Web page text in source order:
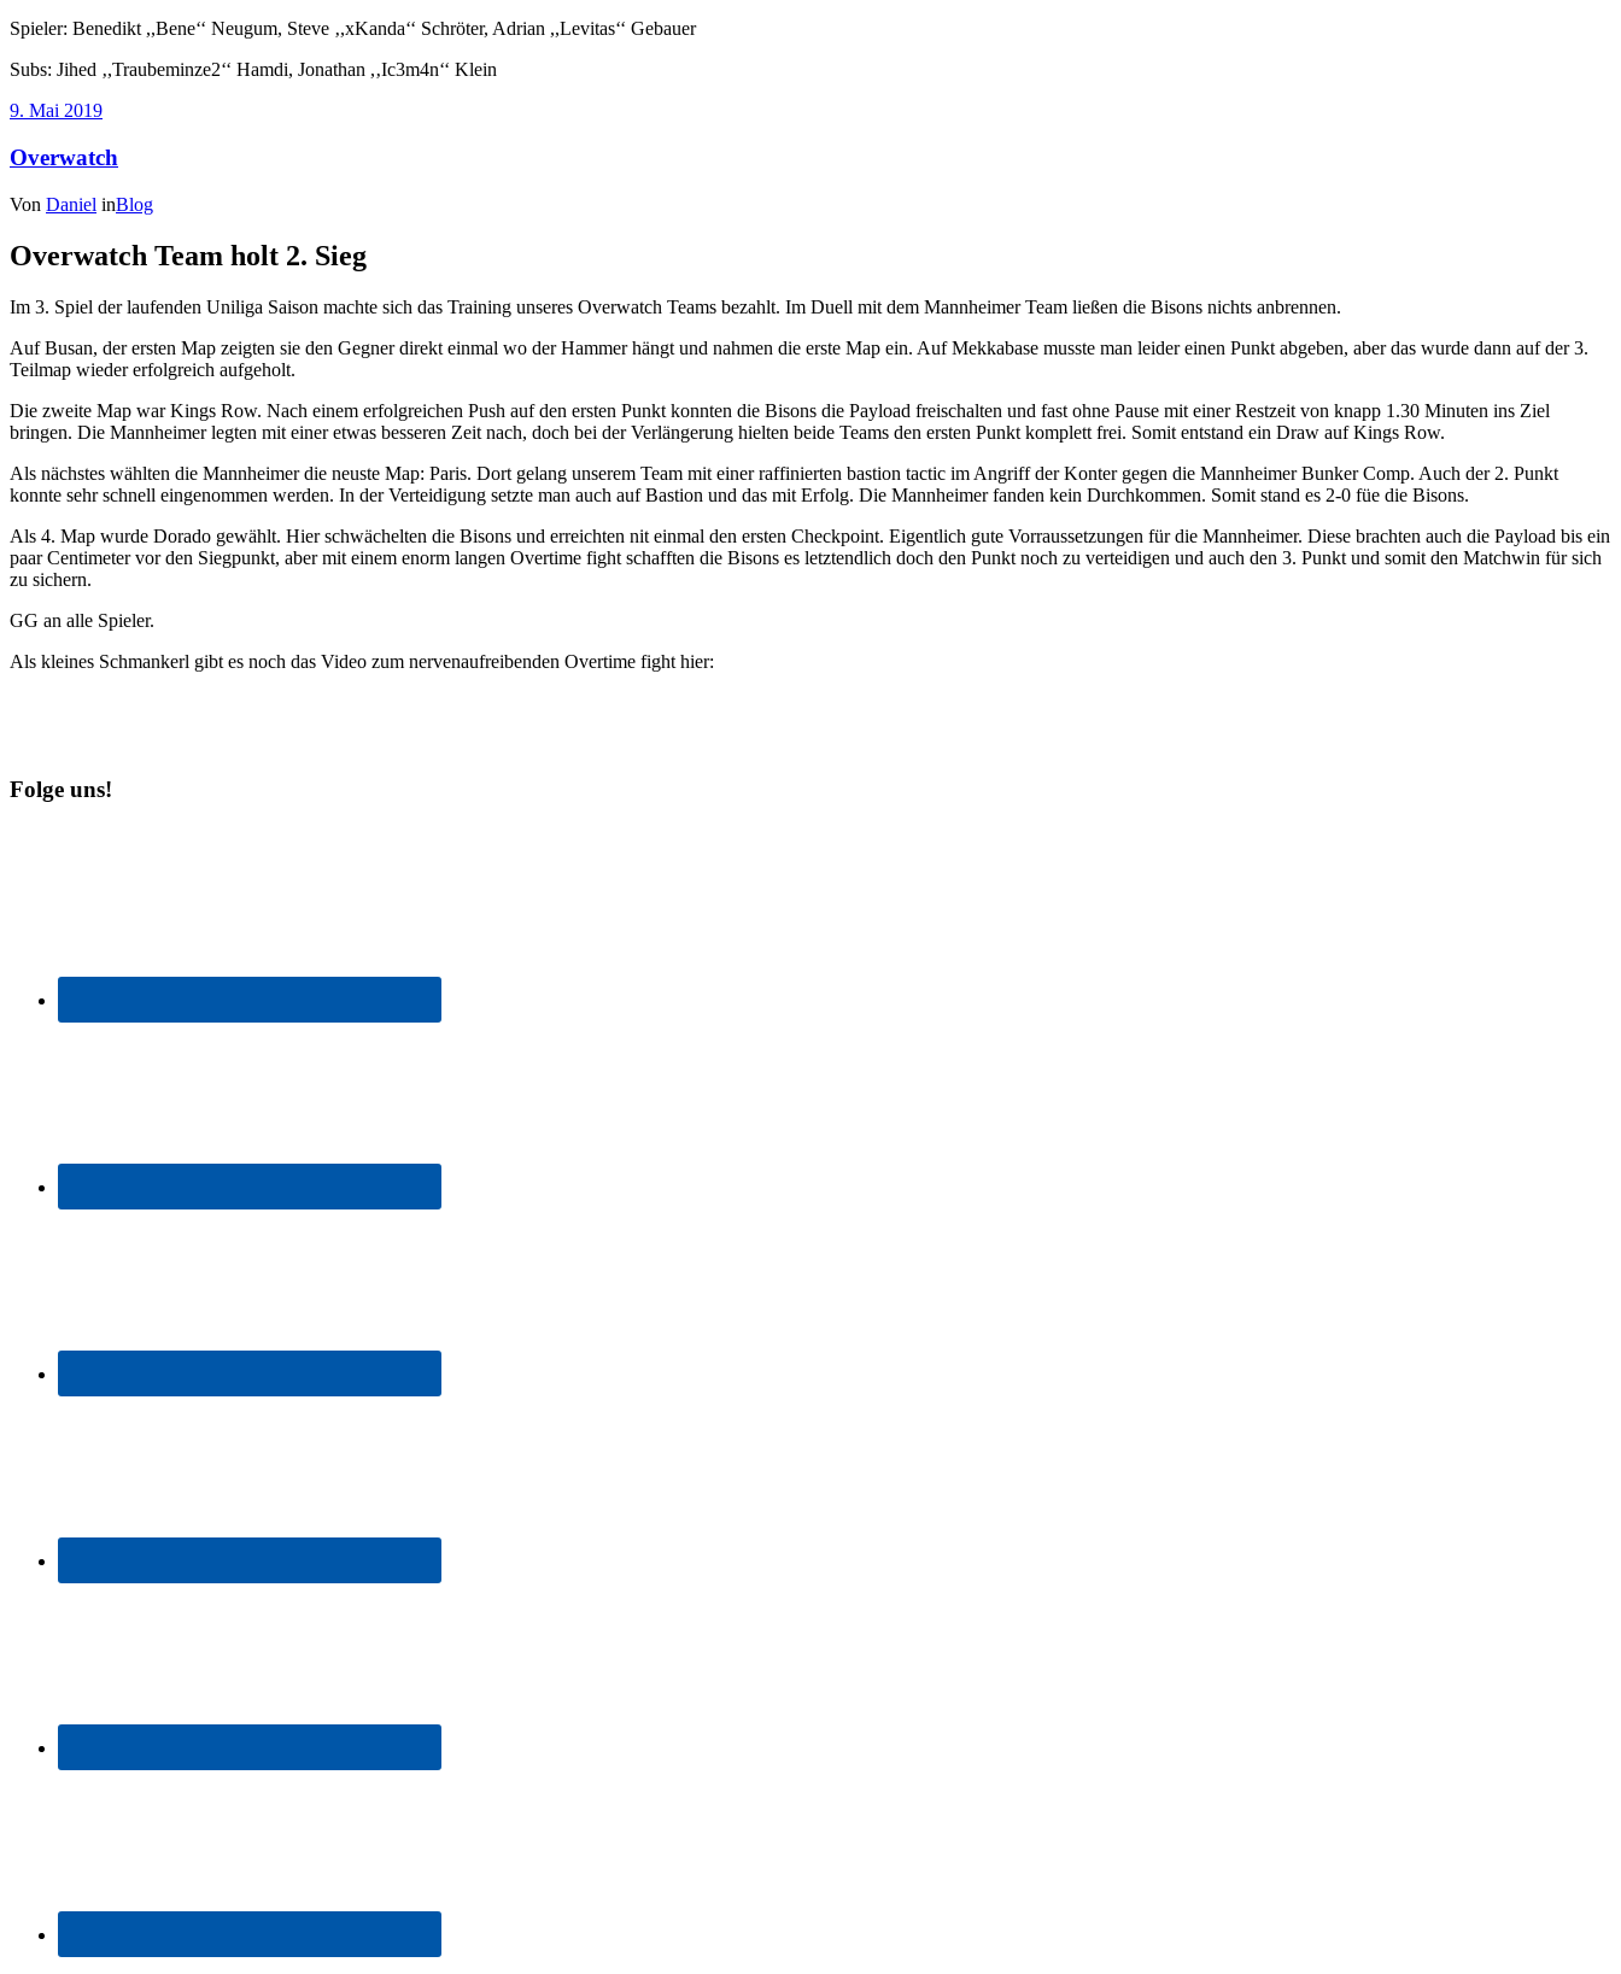
Spieler: Benedikt ,,Bene‘‘ Neugum, Steve ‚,xKanda‘‘ Schröter, Adrian ,,Levitas‘‘ Gebauer
Subs: Jihed ‚,Traubeminze2‘‘ Hamdi, Jonathan ,‚Ic3m4n‘‘ Klein
9. Mai 2019
Overwatch
Von Daniel inBlog
Overwatch Team holt 2. Sieg
Im 3. Spiel der laufenden Uniliga Saison machte sich das Training unseres Overwatch Teams bezahlt. Im Duell mit dem Mannheimer Team ließen die Bisons nichts anbrennen.
Auf Busan, der ersten Map zeigten sie den Gegner direkt einmal wo der Hammer hängt und nahmen die erste Map ein. Auf Mekkabase musste man leider einen Punkt abgeben, aber das wurde dann auf der 3.
Teilmap wieder erfolgreich aufgeholt.
Die zweite Map war Kings Row. Nach einem erfolgreichen Push auf den ersten Punkt konnten die Bisons die Payload freischalten und fast ohne Pause mit einer Restzeit von knapp 1.30 Minuten ins Ziel
bringen. Die Mannheimer legten mit einer etwas besseren Zeit nach, doch bei der Verlängerung hielten beide Teams den ersten Punkt komplett frei. Somit entstand ein Draw auf Kings Row.
Als nächstes wählten die Mannheimer die neuste Map: Paris. Dort gelang unserem Team mit einer raffinierten bastion tactic im Angriff der Konter gegen die Mannheimer Bunker Comp. Auch der 2. Punkt
konnte sehr schnell eingenommen werden. In der Verteidigung setzte man auch auf Bastion und das mit Erfolg. Die Mannheimer fanden kein Durchkommen. Somit stand es 2-0 füe die Bisons.
Als 4. Map wurde Dorado gewählt. Hier schwächelten die Bisons und erreichten nit einmal den ersten Checkpoint. Eigentlich gute Vorraussetzungen für die Mannheimer. Diese brachten auch die Payload bis ein
paar Centimeter vor den Siegpunkt, aber mit einem enorm langen Overtime fight schafften die Bisons es letztendlich doch den Punkt noch zu verteidigen und auch den 3. Punkt und somit den Matchwin für sich
zu sichern.
GG an alle Spieler.
Als kleines Schmankerl gibt es noch das Video zum nervenaufreibenden Overtime fight hier:
Folge uns!